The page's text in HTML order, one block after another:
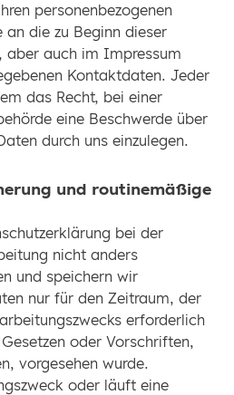
personenbezogenen
die zu Beginn dieser
aber auch im Impressum
Kontaktdaten. Jeder
das Recht, bei einer
eine Beschwerde über
durch uns einzulegen.
und routinemäßige
bei der
nicht anders
und speichern wir
nur für den Zeitraum, der
erforderlich
oder Vorschriften,
vorgesehen wurde.
oder läuft eine